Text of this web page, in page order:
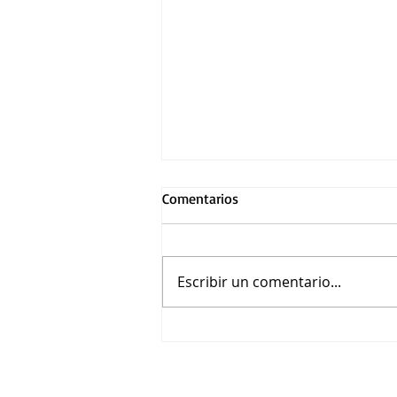
Comentarios
Escribir un comentario...